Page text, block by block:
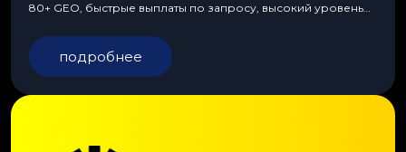
80+ GEO, быстрые выплаты по запросу, высокий уровень
подробнее